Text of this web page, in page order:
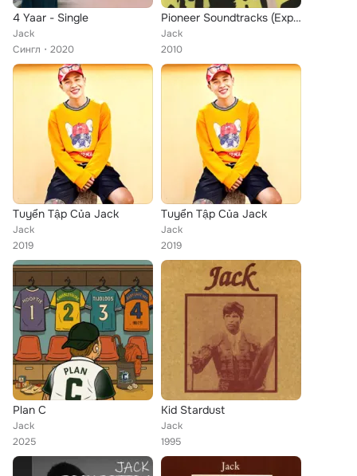
4 Yaar - Single
Jack
Сингл
2020
Pioneer Soundtracks (Expanded Edition)
Jack
2010
Tuyển Tập Của Jack
Jack
2019
Tuyển Tập Của Jack
Jack
2019
Plan C
Jack
2025
Kid Stardust
Jack
1995